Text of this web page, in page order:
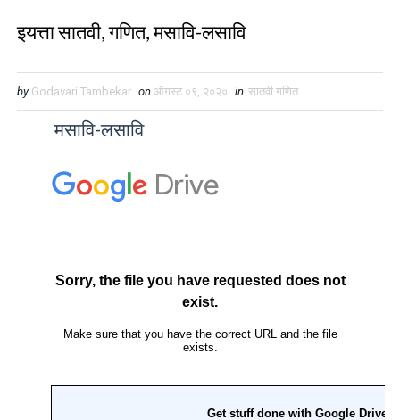
इयत्ता सातवी, गणित, मसावि-लसावि
by Godavari Tambekar on ऑगस्ट ०९, २०२० in सातवी गणित
मसावि-लसावि